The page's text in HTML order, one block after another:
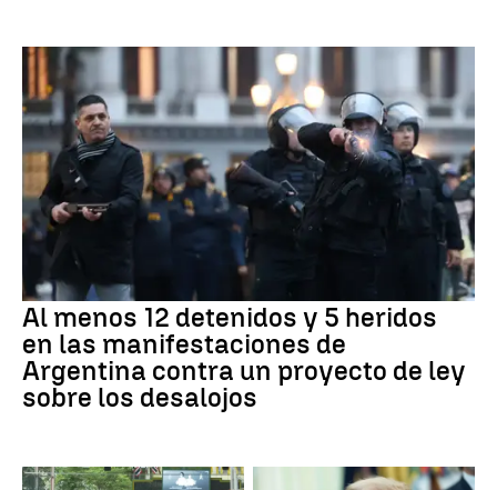
Al menos 12 detenidos y 5 heridos
en las manifestaciones de
Argentina contra un proyecto de ley
sobre los desalojos